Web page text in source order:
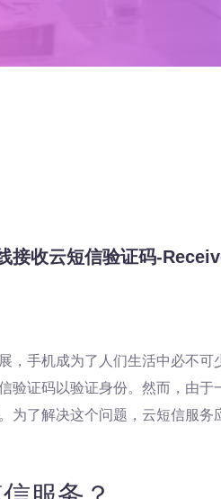
接收云短信验证码-
，手机成为了人们生活中必不
验证码以验证身份。然而，由
为了解决这个问题，云短信服